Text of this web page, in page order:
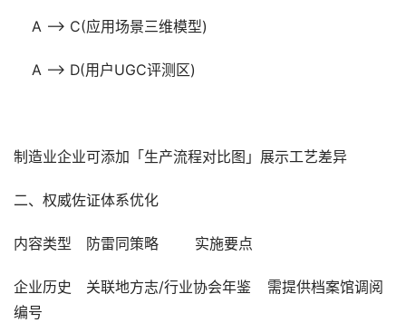
A --> C(应用场景三维模型)
A --> D(用户UGC评测区)
制造业企业可添加「生产流程对比图」展示工艺差异
二、权威佐证体系优化
内容类型 防雷同策略 实施要点
企业历史 关联地方志/行业协会年鉴
需提供档案馆调阅
编号